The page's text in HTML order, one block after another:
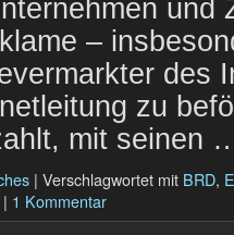
und
–
des
zu
mit seinen
| Verschlagwortet mit BRD,
| 1 Kommentar